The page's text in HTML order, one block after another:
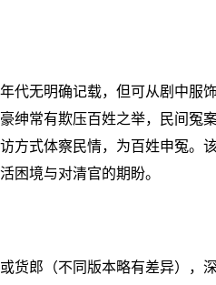
代无明确记载，但可从剧中服
绅常有欺压百姓之举，民间冤
方式体察民情，为百姓申冤。
困境与对清官的期盼。
货郎（不同版本略有差异），